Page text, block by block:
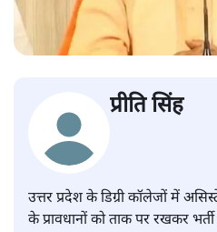
प्रीति सिंह
उत्तर प्रदेश के डिग्री कॉलेजों में
के प्रावधानों को ताक पर रखकर भर्ती